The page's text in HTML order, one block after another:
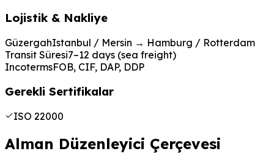
Lojistik & Nakliye
GüzergahIstanbul / Mersin → Hamburg / Rotterdam
Transit Süresi7–12 days (sea freight)
IncotermsFOB, CIF, DAP, DDP
Gerekli Sertifikalar
ISO 22000
Alman Düzenleyici Çerçevesi